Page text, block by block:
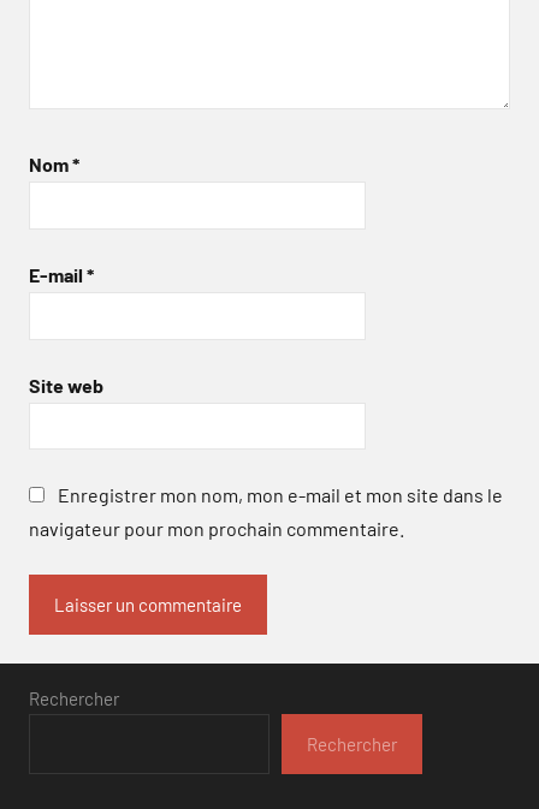
Nom*
E-mail *
Site web
Enregistrer mon nom, mon e-mail et mon site dans le
navigateur pour mon prochain commentaire.
Rechercher
Rechercher